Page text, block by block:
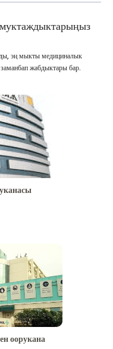
эң мыкты медициналык
жабдыктары бар.
оорукана